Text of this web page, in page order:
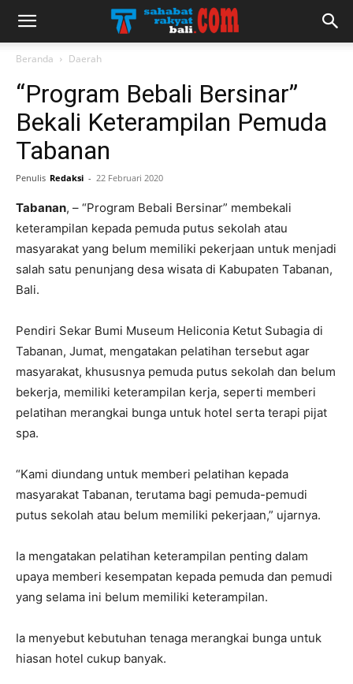
Beranda Daerah
“Program Bebali Bersinar”
Bekali Keterampilan Pemuda
Tabanan
Penulis Redaksi - 22 Februari 2020
Tabanan, – “Program Bebali Bersinar” membekali
keterampilan kepada pemuda putus sekolah atau
masyarakat yang belum memiliki pekerjaan untuk menjadi
salah satu penunjang desa wisata di Kabupaten Tabanan,
Bali.
Pendiri Sekar Bumi Museum Heliconia Ketut Subagia di
Tabanan, Jumat, mengatakan pelatihan tersebut agar
masyarakat, khususnya pemuda putus sekolah dan belum
bekerja, memiliki keterampilan kerja, seperti memberi
pelatihan merangkai bunga untuk hotel serta terapi pijat
spa.
“Kami diundang untuk memberi pelatihan kepada
masyarakat Tabanan, terutama bagi pemuda-pemudi
putus sekolah atau belum memiliki pekerjaan,” ujarnya.
Ia mengatakan pelatihan keterampilan penting dalam
upaya memberi kesempatan kepada pemuda dan pemudi
yang selama ini belum memiliki keterampilan.
Ia menyebut kebutuhan tenaga merangkai bunga untuk
hiasan hotel cukup banyak.